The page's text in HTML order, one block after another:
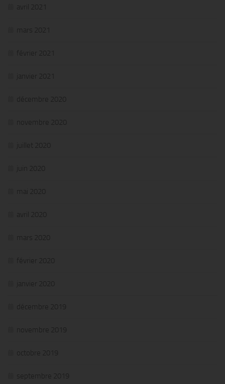
avril 2021
mars 2021
février 2021
janvier 2021
décembre 2020
novembre 2020
juillet 2020
juin 2020
mai 2020
avril 2020
mars 2020
février 2020
janvier 2020
décembre 2019
novembre 2019
octobre 2019
septembre 2019